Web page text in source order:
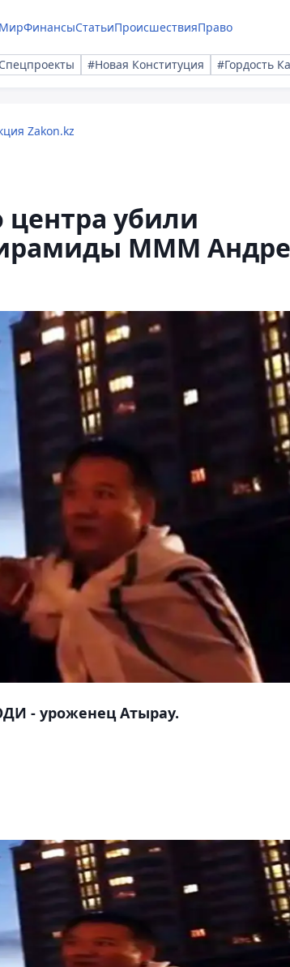
МирФинансыСтатьиПроисшествияПраво
#Новая Конституция #Гордость
Zakon.kz
центра убили
МММ
- уроженец Атырау.